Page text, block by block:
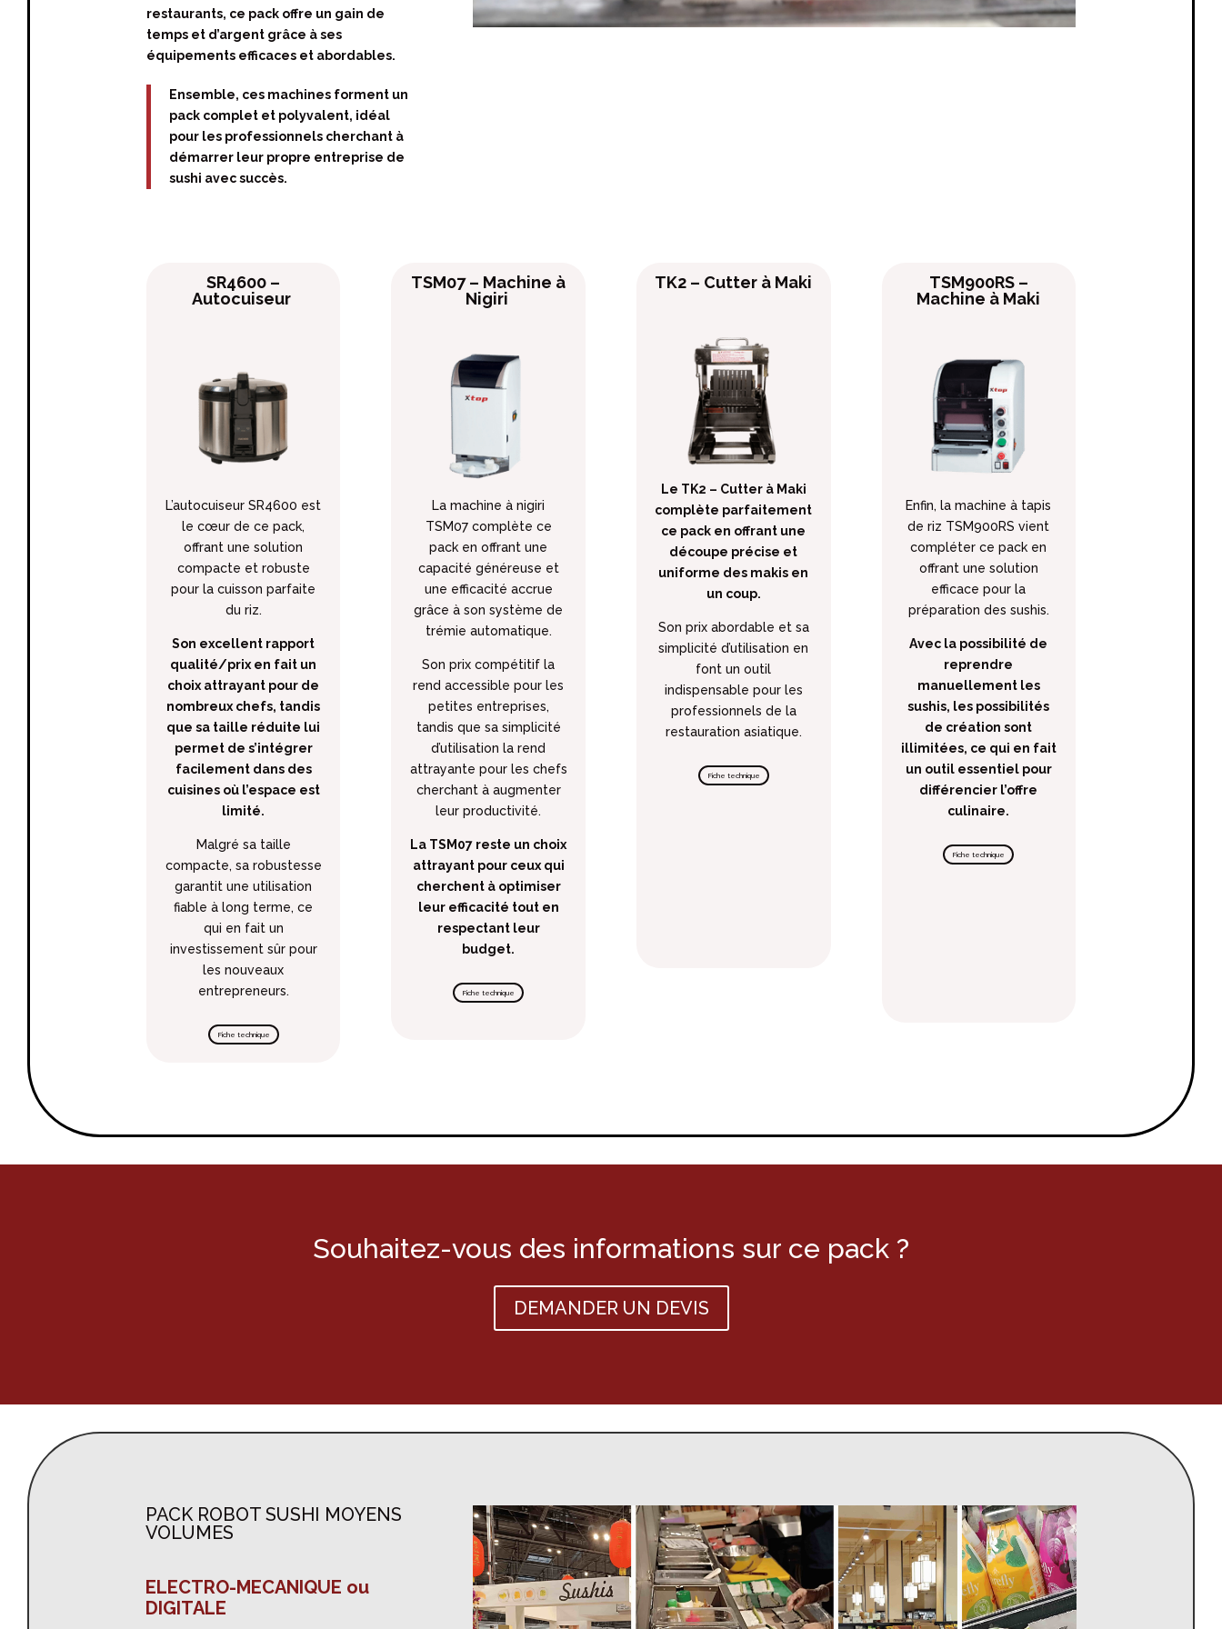
restaurants, ce pack offre un gain de
temps et d’argent grâce à ses
équipements efficaces et abordables.
Ensemble, ces machines forment un
pack complet et polyvalent, idéal
pour les professionnels cherchant à
démarrer leur propre entreprise de
sushi avec succès.
SR4600 –
Autocuiseur
L’autocuiseur SR4600 est
le cœur de ce pack,
offrant une solution
compacte et robuste
pour la cuisson parfaite
du riz.
Son excellent rapport
qualité/prix en fait un
choix attrayant pour de
nombreux chefs, tandis
que sa taille réduite lui
permet de s’intégrer
facilement dans des
cuisines où l’espace est
limité.
Malgré sa taille
compacte, sa robustesse
garantit une utilisation
fiable à long terme, ce
qui en fait un
investissement sûr pour
les nouveaux
entrepreneurs.
Fiche technique
TSM07 – Machine à
Nigiri
La machine à nigiri
TSM07complète ce
pack en offrant une
capacité généreuse et
une efficacité accrue
grâce à son système de
trémie automatique.
Son prix compétitif la
rend accessible pour les
petites entreprises,
tandis que sa simplicité
d’utilisation la rend
attrayante pour les chefs
cherchant à augmenter
leur productivité.
La TSM07 reste un choix
attrayant pour ceux qui
cherchent à optimiser
leur efficacité tout en
respectant leur
budget.
Fiche technique
TK2 – Cutter à Maki
Le TK2 – Cutter à Maki
complète parfaitement
ce pack en offrant une
découpe précise et
uniforme des makis en
un coup.
Son prix abordable et sa
simplicité d’utilisation en
font un outil
indispensable pour les
professionnels de la
restauration asiatique.
Fiche technique
TSM900RS –
Machine à Maki
Enfin, lamachine à tapis
de riz TSM900RS vient
compléter ce pack en
offrant une solution
efficace pour la
préparation des sushis.
Avec la possibilité de
reprendre
manuellement les
sushis, les possibilités
de création sont
illimitées, ce qui en fait
un outil essentiel pour
différencier l’offre
culinaire.
Fiche technique
Souhaitez-vous des informations sur ce pack ?
DEMANDER UN DEVIS
PACK ROBOT SUSHI MOYENS
VOLUMES
ELECTRO-MECANIQUE ou
DIGITALE